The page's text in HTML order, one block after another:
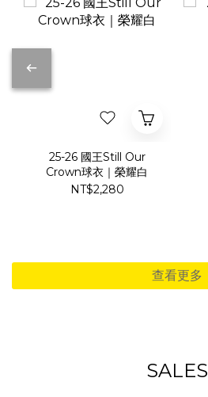
25-26 國王Still Our
Crown球衣｜榮耀白
NT$2,280
查看更多
SALES